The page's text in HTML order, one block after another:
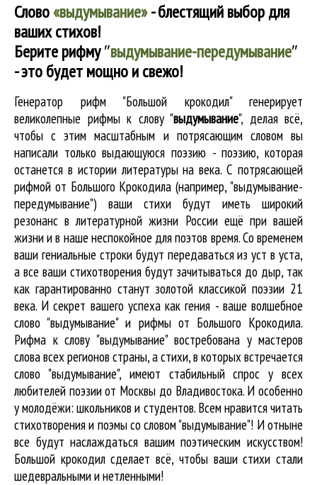
Слово«выдумывание»- блестящий выбор для
ваших стихов!
Берите рифму″выдумывание-передумывание″
- это будет мощно и свежо!
Генератор рифм "Большой крокодил" генерирует
великолепные рифмы к слову "выдумывание", делая всё,
чтобы с этим масштабным и потрясающим словом вы
написали только выдающуюся поэзию - поэзию, которая
останется в истории литературы на века. С потрясающей
рифмой от Большого Крокодила (например, "выдумывание-
передумывание") ваши стихи будут иметь широкий
резонанс в литературной жизни России ещё при вашей
жизни и в наше неспокойное для поэтов время. Со временем
ваши гениальные строки будут передаваться из уст в уста,
а все ваши стихотворения будут зачитываться до дыр, так
как гарантированно станут золотой классикой поэзии 21
века. И секрет вашего успеха как гения - ваше волшебное
слово "выдумывание" и рифмы от Большого Крокодила.
Рифма к слову "выдумывание" востребована у мастеров
слова всех регионов страны, а стихи, в которых встречается
слово "выдумывание", имеют стабильный спрос у всех
любителей поэзии от Москвы до Владивостока. И особенно
у молодёжи: школьников и студентов. Всем нравится читать
стихотворения и поэмы со словом "выдумывание"! И отныне
все будут наслаждаться вашим поэтическим искусством!
Большой крокодил cделает всё, чтобы ваши стихи стали
шедевральными и нетленными!